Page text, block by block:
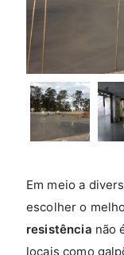
Em meio a
escolher o
resistência não
locais como